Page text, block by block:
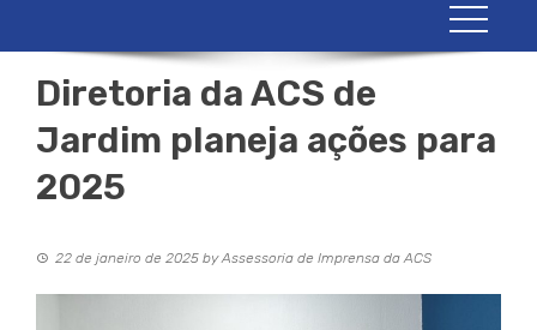
Diretoria da ACS de
Jardim planeja ações para
2025
22 de janeiro de 2025 byAssessoria de Imprensa da ACS